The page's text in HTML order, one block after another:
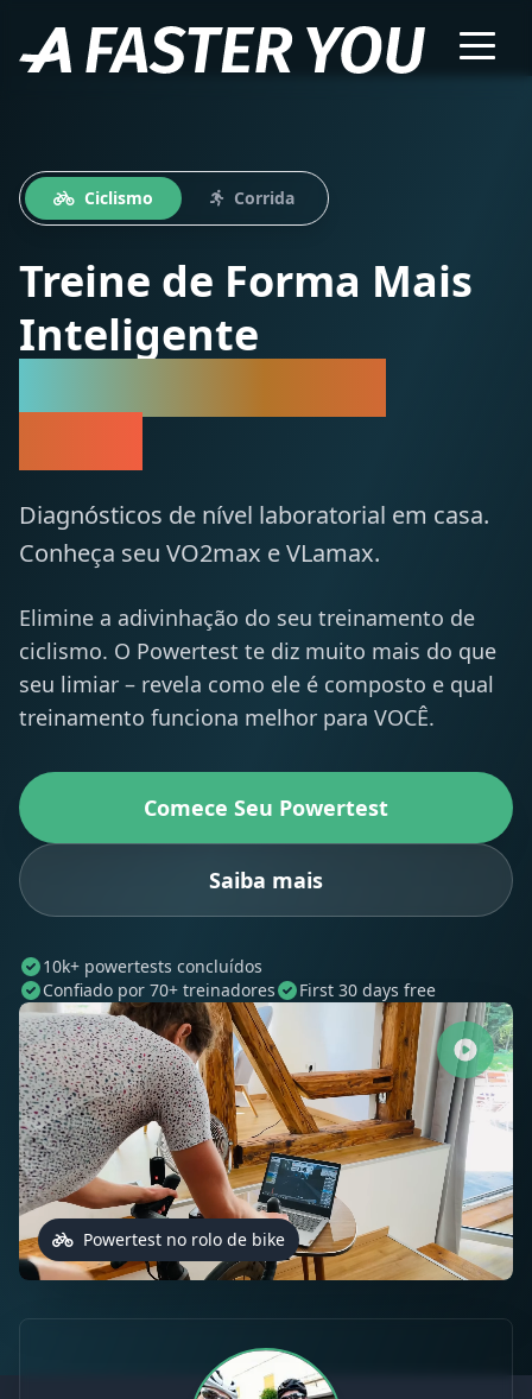
Ciclismo Corrida
Treine de Forma Mais
Inteligente
Diagnósticos de nível laboratorial em casa.
Conheça seu VO2max e VLamax.
Elimine a adivinhação do seu treinamento de
ciclismo. O Powertest te diz muito mais do que
seu limiar – revela como ele é composto e qual
treinamento funciona melhor para VOCÊ.
Comece Seu Powertest
Saiba mais
10k+ powertests concluídos
Confiado por 70+ treinadores
First 30 days free
Powertest no rolo de bike